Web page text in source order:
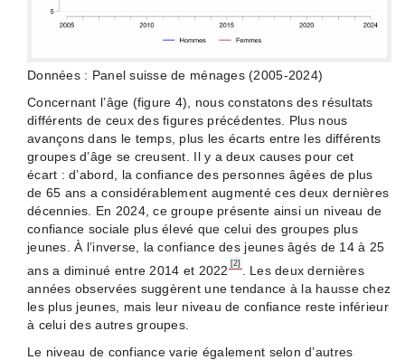
Données : Panel suisse de ménages (2005-2024)
Concernant l’âge (figure 4), nous constatons des résultats
différents de ceux des figures précédentes. Plus nous
avançons dans le temps, plus les écarts entre les différents
groupes d’âge se creusent. Il y a deux causes pour cet
écart : d’abord, la confiance des personnes âgées de plus
de 65 ans a considérablement augmenté ces deux dernières
décennies. En 2024, ce groupe présente ainsi un niveau de
confiance sociale plus élevé que celui des groupes plus
jeunes. À l’inverse, la confiance des jeunes âgés de 14 à 25
ans a diminué entre 2014 et 2022
[2]
Les deux dernières
années observées suggèrent une tendance à la hausse chez
les plus jeunes, mais leur niveau de confiance reste inférieur
à celui des autres groupes.
Le niveau de confiance varie également selon d’autres